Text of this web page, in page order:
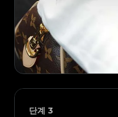
단계 3